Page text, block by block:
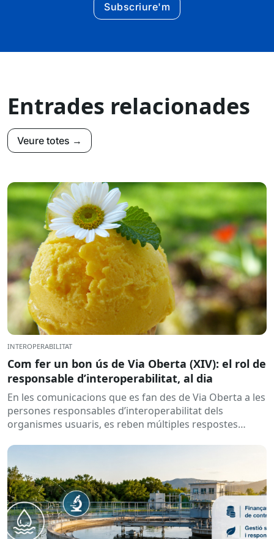
Subscriure'm
Entrades relacionades
Veure totes →
INTEROPERABILITAT
Com fer un bon ús de Via Oberta (XIV): el rol de
responsable d’interoperabilitat, al dia
En les comunicacions que es fan des de Via Oberta a les
persones responsables d’interoperabilitat dels
organismes usuaris, es reben múltiples respostes